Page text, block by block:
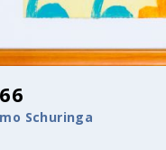
Schuringa